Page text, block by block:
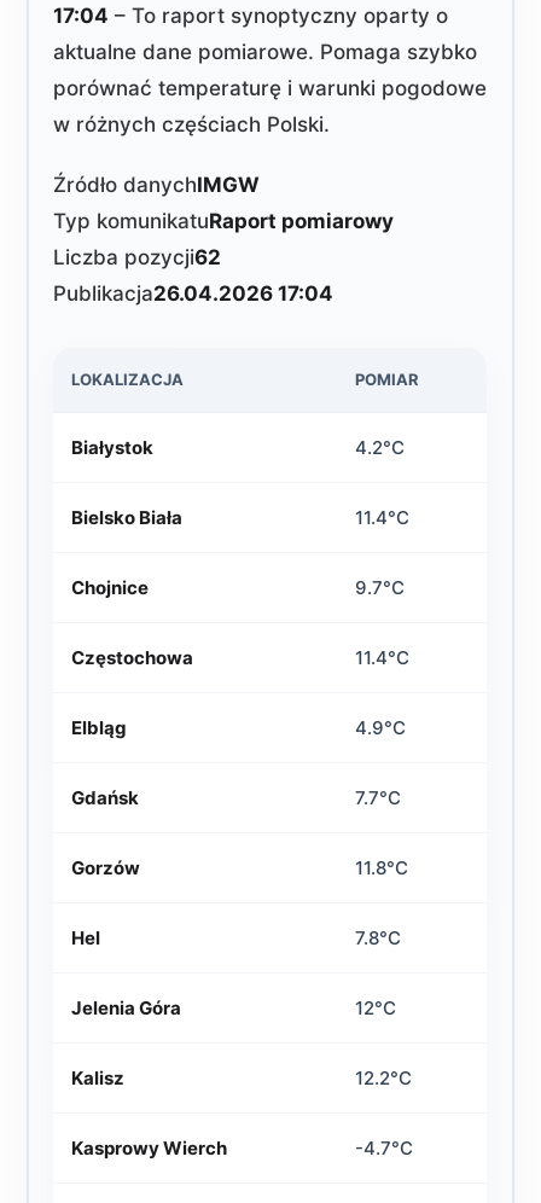
17:04 – To raport synoptyczny oparty o
aktualne dane pomiarowe. Pomaga szybko
porównać temperaturę i warunki pogodowe
w różnych częściach Polski.
Źródło danychIMGW
Typ komunikatuRaport pomiarowy
Liczba pozycji62
Publikacja26.04.2026 17:04
LOKALIZACJA POMIAR
Białystok 4.2°C
Bielsko Biała 11.4°C
Chojnice 9.7°C
Częstochowa 11.4°C
Elbląg 4.9°C
Gdańsk 7.7°C
Gorzów 11.8°C
Hel 7.8°C
Jelenia Góra 12°C
Kalisz 12.2°C
Kasprowy Wierch -4.7°C